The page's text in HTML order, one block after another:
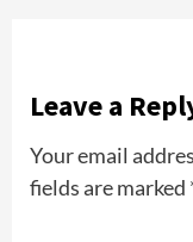
Leave a
Your email
fields are marked